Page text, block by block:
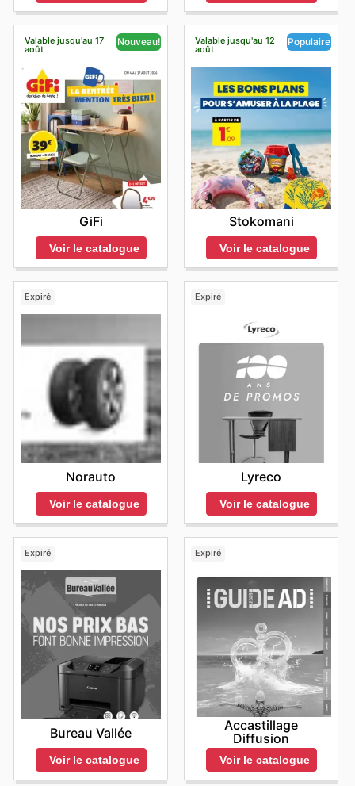
Valable jusqu'au 17
août
Nouveau!
GiFi
Voir le catalogue
Valable jusqu'au 12
août
Populaire
Stokomani
Voir le catalogue
Expiré
Norauto
Voir le catalogue
Expiré
Lyreco
Voir le catalogue
Expiré
Bureau Vallée
Voir le catalogue
Expiré
Accastillage
Diffusion
Voir le catalogue